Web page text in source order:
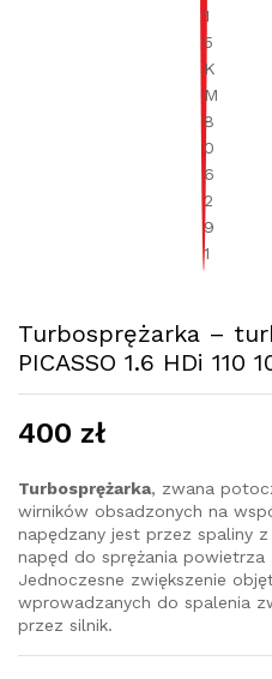
Turbosprężarka –
PICASSO 1.6 HDi 110
400 zł
Turbosprężarka, zwana
wirników obsadzonych na
napędzany jest przez spaliny
napęd do sprężania powietrza
Jednoczesne zwiększenie
wprowadzanych do spalenia
przez silnik.